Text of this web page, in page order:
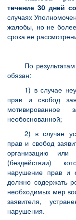
течение 30 дней
случаях
жалобы, но не
срока ее
По
обязан:
1) в случае
прав и свобод
необоснованной;
2) в случае
прав и свобод
организацию
(бездействии)
нарушение прав и
должно содержать
необходимых мер
заявителя,
нарушения.